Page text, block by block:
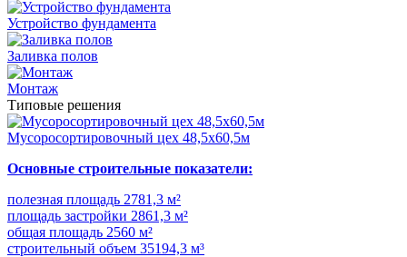
Устройство фундамента
Заливка полов
Монтаж
Типовые решения
Мусоросортировочный цех 48,5x60,5м
Основные строительные показатели:
полезная площадь 2781,3 м²
площадь застройки 2861,3 м²
общая площадь 2560 м²
строительный объем 35194,3 м³